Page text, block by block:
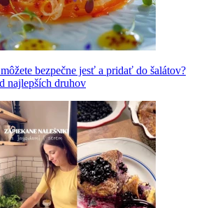
bezpečne jesť a pridať do šalátov?
najlepších druhov